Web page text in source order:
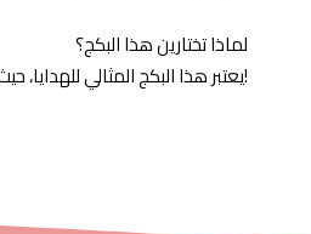
لماذا تختارين هذا البكج؟
يعتبر هذا البكج المثالي للهدايا، حيث يجمع بين عطرين يدعمان الأنوثة والجاذبية. يناسب الاستخدام اليومي إلى السهرات الخاصة. اجعلي أيامك مليئة بالروائح الفاخرة مع هذا البكج الفريد!